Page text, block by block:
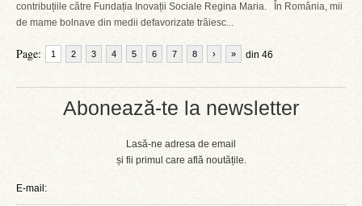
Abonează-te la newsletter
Lasă-ne adresa de email
și fii primul care află noutățile.
E-mail:
contribuțiile către Fundația Inovații Sociale Regina Maria. În România, mii
de mame bolnave din medii defavorizate trăiesc...
Page: 1 2 3 4 5 6 7 8 din 46
› »